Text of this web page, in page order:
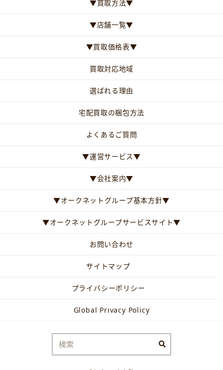
▼買取方法▼
▼店舗一覧▼
▼買取価格表▼
買取対応地域
選ばれる理由
宅配買取の梱包方法
よくあるご質問
▼運営サービス▼
▼会社案内▼
▼オークネットグループ基本方針▼
▼オークネットグループサービスサイト▼
お問い合わせ
サイトマップ
プライバシーポリシー
Global Privacy Policy